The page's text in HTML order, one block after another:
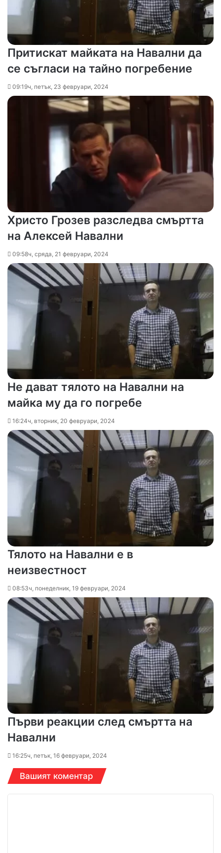
Притискат майката на Навални да
се съгласи на тайно погребение
09:19ч, петък, 23 февруари, 2024
Христо Грозев разследва смъртта
на Алексей Навални
09:58ч, сряда, 21 февруари, 2024
Не дават тялото на Навални на
майка му да го погребе
16:24ч, вторник, 20 февруари, 2024
Тялото на Навални е в
неизвестност
08:53ч, понеделник, 19 февруари, 2024
Първи реакции след смъртта на
Навални
16:25ч, петък, 16 февруари, 2024
Вашият коментар